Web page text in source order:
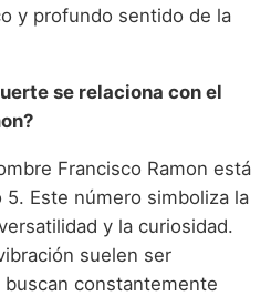
y profundo sentido de la
se relaciona con el
Francisco Ramon está
Este número simboliza la
y la curiosidad.
suelen ser
constantemente